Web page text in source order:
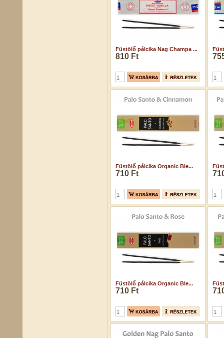
Füstölő pálcika Nag Champa ...
810 Ft
Füstölő pálcika Organic Ble...
710 Ft
Füstölő pálcika Organic Ble...
710 Ft